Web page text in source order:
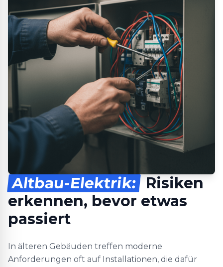
Altbau-Elektrik: Risiken
erkennen, bevor etwas
passiert
In älteren Gebäuden treffen moderne
Anforderungen oft auf Installationen, die dafür